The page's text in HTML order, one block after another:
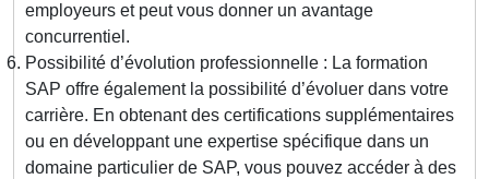
employeurs et peut vous donner un avantage
concurrentiel.
Possibilité d’évolution professionnelle : La formation
SAP offre également la possibilité d’évoluer dans votre
carrière. En obtenant des certifications supplémentaires
ou en développant une expertise spécifique dans un
domaine particulier de SAP, vous pouvez accéder à des